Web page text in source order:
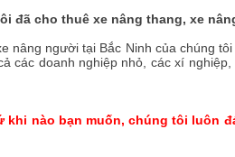
đã cho thuê xe nâng thang, xe
nâng người tại Bắc Ninh của chúng
các doanh nghiệp nhỏ, các xí
khi nào bạn muốn, chúng tôi luôn